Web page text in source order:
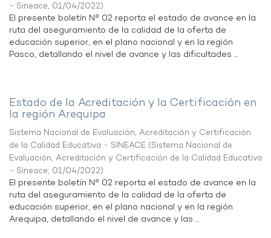
- Sineace, 01/04/2022)
El presente boletín N° 02 reporta el estado de avance en la
ruta del aseguramiento de la calidad de la oferta de
educación superior, en el plano nacional y en la región
Pasco, detallando el nivel de avance y las dificultades ...
Estado de la Acreditación y la Certificación en
la región Arequipa
Sistema Nacional de Evaluación, Acreditación y Certificación
de la Calidad Educativa - SINEACE (Sistema Nacional de
Evaluación, Acreditación y Certificación de la Calidad Educativa
- Sineace, 01/04/2022)
El presente boletín N° 02 reporta el estado de avance en la
ruta del aseguramiento de la calidad de la oferta de
educación superior, en el plano nacional y en la región
Arequipa, detallando el nivel de avance y las ...